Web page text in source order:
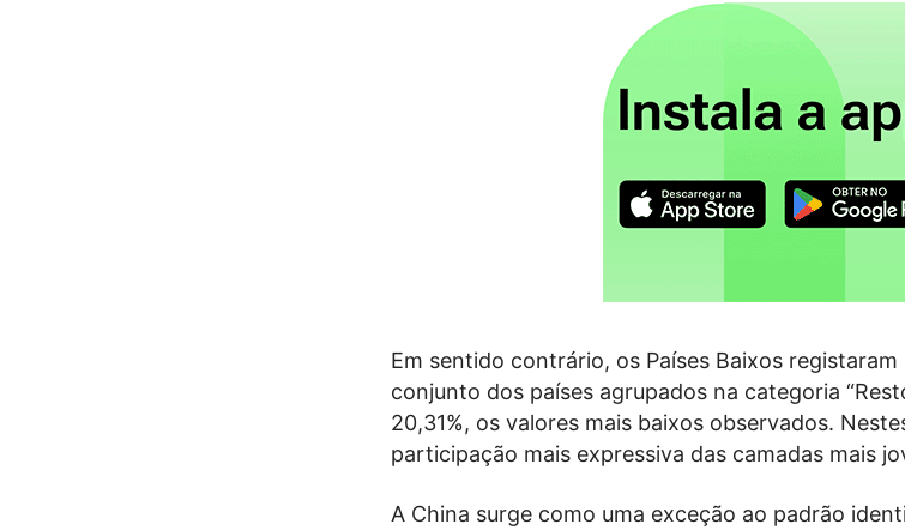
Em sentido contrário, os Países Baixos registaram
conjunto dos países agrupados na categoria
20,31%, os valores mais baixos observados.
participação mais expressiva das camadas mais
A China surge como uma exceção ao padrão